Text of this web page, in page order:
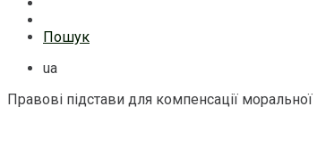
Пошук
ua
Правові підстави для компенсації